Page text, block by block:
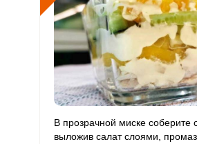
Хром 35.6 мкг 50 мкг
7.3 мг 12 мг 4.6
Бор 0 1200 мкг 0
Ванадий 0 20 мкг 0
Молибден 22.8 мкг 70 мкг
В прозрачной миске соберите
выложив салат слоями,